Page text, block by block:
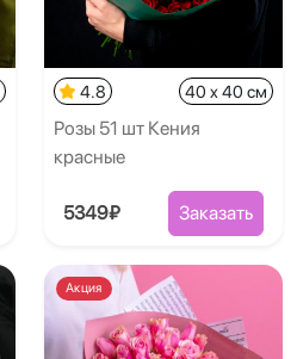
4.8 40 x 40 см
Розы 51 шт Кения
красные
5349₽ Заказать
Акция